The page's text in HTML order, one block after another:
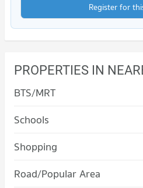
Register for
PROPERTIES IN
BTS/MRT
Schools
Shopping
Condo Major Hollywood
Road/Popular Area